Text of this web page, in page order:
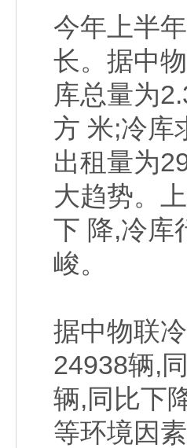
今年上半
长。据中
库总量为
方 米;冷库
出租量为
大趋势。
下 降,冷库
峻。
据中物联
24938辆,
辆,同比下
等环境因